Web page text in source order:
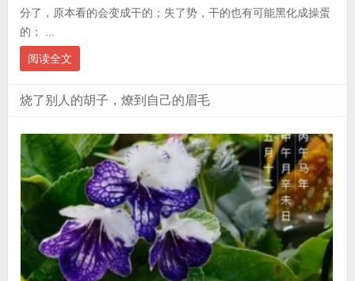
分了，原本看的会变成干的；失了势，干的也有可能黑化成操蛋
的； ...
阅读全文
烧了别人的胡子，燎到自己的眉毛